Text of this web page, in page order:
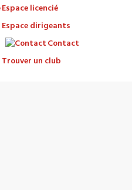
Espace licencié
Espace dirigeants
Contact
Trouver un club